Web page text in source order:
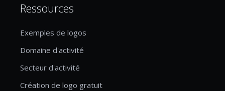
Ressources
Exemples de logos
Domaine d'activité
Secteur d'activité
Création de logo gratuit